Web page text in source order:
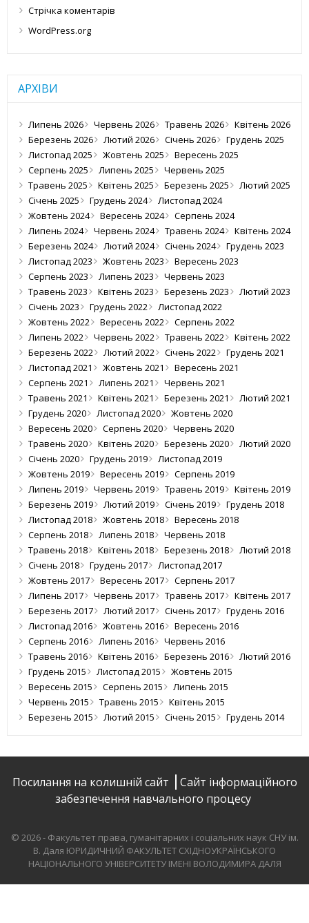
Стрічка коментарів
WordPress.org
АРХІВИ
Липень 2026 Червень 2026 Травень 2026
Квітень 2026
Березень 2026
Лютий 2026 Січень 2026
Грудень 2025
Листопад 2025
Жовтень 2025
Вересень 2025
Серпень 2025
Липень 2025
Червень 2025
Травень 2025
Квітень 2025 Березень 2025
Лютий 2025
Січень 2025
Грудень 2024
Листопад 2024
Жовтень 2024
Вересень 2024
Серпень 2024
Липень 2024
Червень 2024 Травень 2024
Квітень 2024
Березень 2024
Лютий 2024 Січень 2024
Грудень 2023
Листопад 2023
Жовтень 2023
Вересень 2023
Серпень 2023
Липень 2023
Червень 2023
Травень 2023
Квітень 2023 Березень 2023
Лютий 2023
Січень 2023
Грудень 2022
Листопад 2022
Жовтень 2022
Вересень 2022
Серпень 2022
Липень 2022
Червень 2022 Травень 2022
Квітень 2022
Березень 2022
Лютий 2022 Січень 2022
Грудень 2021
Листопад 2021
Жовтень 2021
Вересень 2021
Серпень 2021
Липень 2021
Червень 2021
Травень 2021
Квітень 2021 Березень 2021
Лютий 2021
Грудень 2020
Листопад 2020
Жовтень 2020
Вересень 2020
Серпень 2020
Червень 2020
Травень 2020
Квітень 2020 Березень 2020
Лютий 2020
Січень 2020
Грудень 2019
Листопад 2019
Жовтень 2019
Вересень 2019
Серпень 2019
Липень 2019
Червень 2019 Травень 2019
Квітень 2019
Березень 2019
Лютий 2019 Січень 2019
Грудень 2018
Листопад 2018
Жовтень 2018
Вересень 2018
Серпень 2018
Липень 2018
Червень 2018
Травень 2018
Квітень 2018 Березень 2018
Лютий 2018
Січень 2018
Грудень 2017
Листопад 2017
Жовтень 2017
Вересень 2017
Серпень 2017
Липень 2017
Червень 2017 Травень 2017
Квітень 2017
Березень 2017
Лютий 2017 Січень 2017
Грудень 2016
Листопад 2016
Жовтень 2016
Вересень 2016
Серпень 2016
Липень 2016
Червень 2016
Травень 2016
Квітень 2016 Березень 2016
Лютий 2016
Грудень 2015
Листопад 2015
Жовтень 2015
Вересень 2015
Серпень 2015
Липень 2015
Червень 2015
Травень 2015
Квітень 2015
Березень 2015
Лютий 2015 Січень 2015 Грудень 2014
Посилання на колишній сайт
Сайт інформаційного
забезпечення навчального процесу
© 2026 - Факультет права, гуманітарних і соціальних наук СНУ ім.
В. Даля ЮРИДИЧНИЙ ФАКУЛЬТЕТ СХІДНОУКРАЇНСЬКОГО
НАЦІОНАЛЬНОГО УНІВЕРСИТЕТУ ІМЕНІ ВОЛОДИМИРА ДАЛЯ